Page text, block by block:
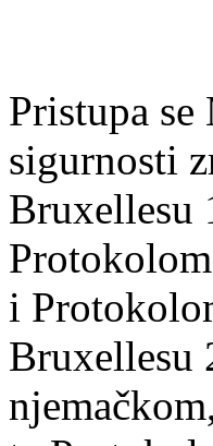
Pristupa
sigurnosti
Bruxellesu
i
Bruxellesu